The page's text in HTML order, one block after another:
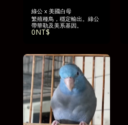
綠公 x 美國白母
繁殖種鳥，穩定輸出。綠公
帶華勒及美系基因。
0NT$